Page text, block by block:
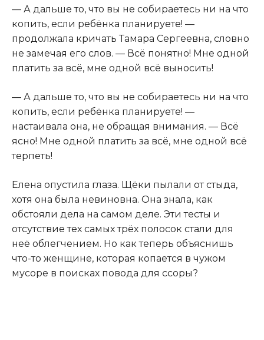
— А дальше то, что вы не собираетесь ни на что
копить, если ребёнка планируете! —
продолжала кричать Тамара Сергеевна, словно
не замечая его слов. — Всё понятно! Мне одной
платить за всё, мне одной всё выносить!
— А дальше то, что вы не собираетесь ни на что
копить, если ребёнка планируете! —
настаивала она, не обращая внимания. — Всё
ясно! Мне одной платить за всё, мне одной всё
терпеть!
Елена опустила глаза. Щёки пылали от стыда,
хотя она была невиновна. Она знала, как
обстояли дела на самом деле. Эти тесты и
отсутствие тех самых трёх полосок стали для
неё облегчением. Но как теперь объяснишь
что-то женщине, которая копается в чужом
мусоре в поисках повода для ссоры?